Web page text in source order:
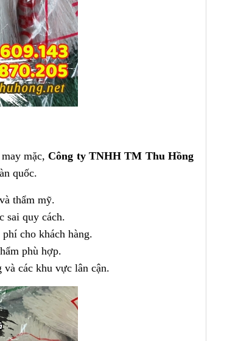
may mặc,Công ty TNHH TM Thu Hồng
quốc.
thẩm mỹ.
sai quy cách.
cho khách hàng.
phù hợp.
các khu vực lân cận.